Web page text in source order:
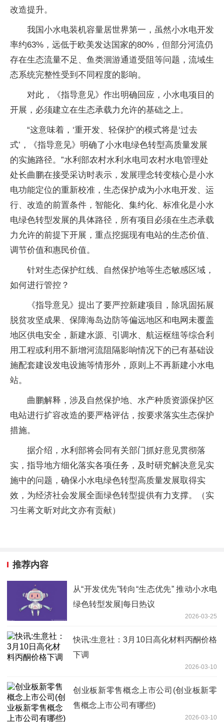
改造提升。
我国小水电装机容量居世界第一，虽然小水电开发
率约63%，远低于欧美发达国家的80%，但部分河流仍
存在生态流量不足、鱼类洄游通道受阻等问题，流域生
态系统完整性受到不同程度的影响。
对此，《指导意见》作出明确回应，小水电项目的
开展，必须建立在生态承载力允许的基础之上。
“这意味着，‘重开发、轻保护’的模式将是‘过去
式’，《指导意见》明确了小水电绿色转型高质量发展
的实施路径。”水利部农村水利水电司农村水电管理处
处长曲鹏在接受采访时表示，发展理念转变核心是小水
电功能定位的重新校准，生态保护成为小水电开发、运
行、改造的前置条件，智能化、集约化、标准化是小水
电绿色转型发展的具体路径，所有项目必须在生态承载
力允许的前提下开展，重点挖掘现有电站的生态价值、
调节价值和惠民价值。
针对生态保护红线、自然保护地等生态敏感区域，
如何进行管控？
《指导意见》提出了要严控新建项目，除巩固拓展
脱贫攻坚成果、保障海岛边防等偏远地区和电网未覆盖
地区供电安全，新建水源、引调水、航运枢纽等综合利
用工程或利用不新增河流阻隔影响情况下的已有基础设
施配套建设发电设施等情形外，原则上不再新建小水电
站。
曲鹏解释，涉及自然保护地、水产种质资源保护区
电站进行扩容改造的要严格评估，按要求落实生态保护
措施。
据介绍，水利部将会同有关部门抓好意见贯彻落
实，指导地方细化落实各项任务，及时研究解决意见实
施中的问题，确保小水电绿色转型高质量发展取得实
效，为经济社会发展全面绿色转型提供有力支撑。（实
习生蒋文昕对此文亦有贡献）
推荐内容
从“开发优先”转向“生态优先” 推动小水电
绿色转型发展|每日热议
2026-03-25
快讯:生意社：3月10日高化材料丙酮价格
下调
2026-03-10
创业板新零售概念上市公司(创业板新零
售概念上市公司有哪些)
2026-03-10